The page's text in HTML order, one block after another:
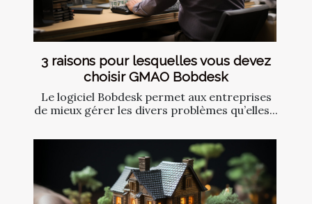
3 raisons pour lesquelles vous devez
choisir GMAO Bobdesk
Le logiciel Bobdesk permet aux entreprises
de mieux gérer les divers problèmes qu’elles...